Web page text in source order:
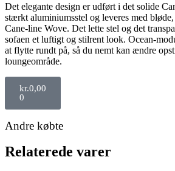
Det elegante design er udført i det solide
stærkt aluminiumsstel og leveres med
Cane-line Wove. Det lette stel og det
sofaen et luftigt og stilrent look. Ocean-
at flytte rundt på, så du nemt kan ændre
loungeområde.
kr.0,00
0
Andre købte
Relaterede varer